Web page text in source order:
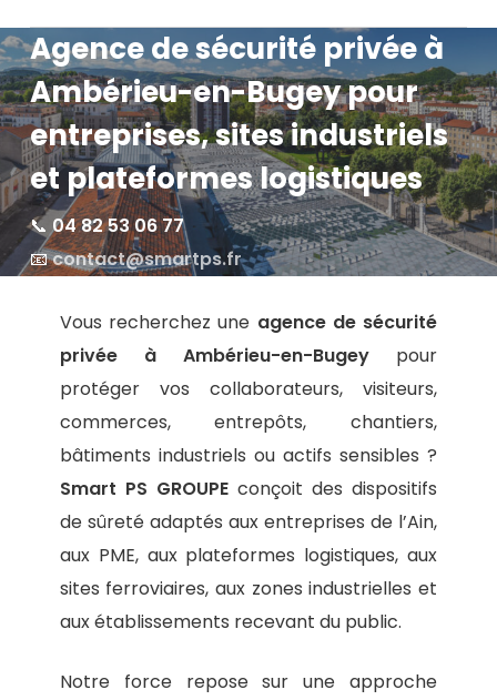
Agence de sécurité privée à
Ambérieu-en-Bugey pour
entreprises, sites industriels
et plateformes logistiques
📞04 82 53 06 77
📧contact@smartps.fr
Vous recherchez une agence de sécurité
privée à Ambérieu-en-Bugey pour
protéger vos collaborateurs, visiteurs,
commerces, entrepôts, chantiers,
bâtiments industriels ou actifs sensibles ?
Smart PS GROUPEconçoit des dispositifs
de sûreté adaptés aux entreprises de l’Ain,
aux PME, aux plateformes logistiques, aux
sites ferroviaires, aux zones industrielles et
aux établissements recevant du public.
Notre force repose sur une approche